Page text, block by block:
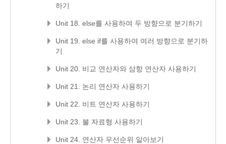
하기
Unit 18. else를 사용하여 두 방향으로 분기하기
Unit 19. else if를 사용하여 여러 방향으로 분기하
기
Unit 20. 비교 연산자와 삼항 연산자 사용하기
Unit 21. 논리 연산자 사용하기
Unit 22. 비트 연산자 사용하기
Unit 23. 불 자료형 사용하기
Unit 24. 연산자 우선순위 알아보기